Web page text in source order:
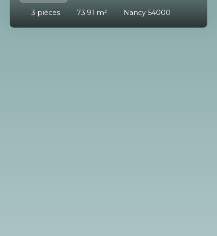
3 pièces 73.91 m² Nancy 54000